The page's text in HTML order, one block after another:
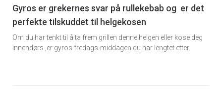
6
Gyros er grekernes svar på rullekebab og er det
perfekte tilskuddet til helgekosen
Om du har tenkt til å ta frem grillen denne helgen eller kose deg
innendørs ,er gyros fredags-middagen du har lengtet etter.